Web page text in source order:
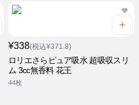
¥338(税込¥371.8)
ロリエさらピュア吸水 超吸収スリ
ム 3cc無香料 花王
44枚